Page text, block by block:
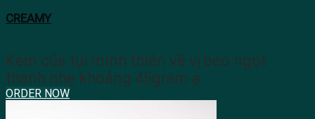
CREAMY
Kem của tụi minh thiên về vị béo ngọt
thanh nhẹ khoảng 45gram ạ
ORDER NOW